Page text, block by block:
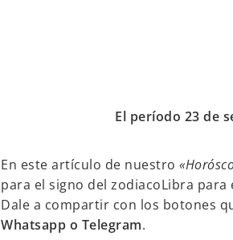
El período 23 de
En este artículo de nuestro
para el signo del zodiacoLibra para
Dale a compartir con los botones
Whatsapp o Telegram.